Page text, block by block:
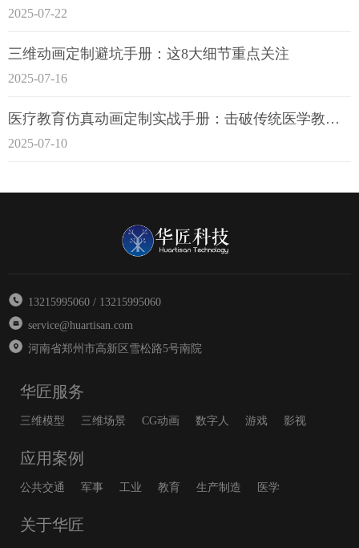
2025-07-22
三维动画定制避坑手册：这8大细节重点关注
2025-07-16
医疗教育仿真动画定制实战手册：击破传统医学教育7大痛点
2025-07-10
13215995060 / 13215995060
service@huartisan.com
河南省郑州市高新区雪松路5号南院
华匠服务
三维模型 三维场景 CG动画 数字人 游戏 影视
应用案例
公共交通 军事 工业 教育 生产制造 医学
关于华匠